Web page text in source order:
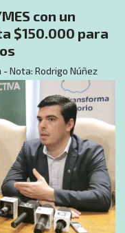
con un
$150.000 para
- Nota: Rodrigo Núñez